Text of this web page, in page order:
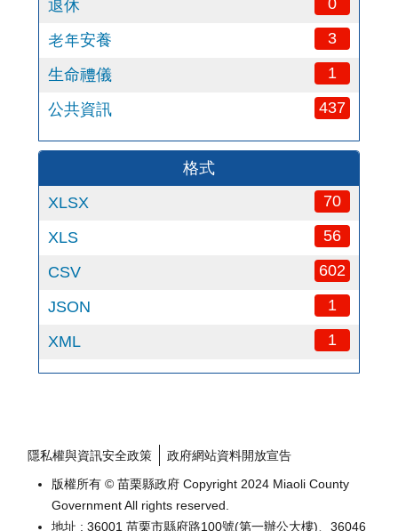
退休 0
老年安養 3
生命禮儀 1
公共資訊 437
格式
XLSX
70
XLS 56
CSV 602
JSON 1
XML 1
隱私權與資訊安全政策
政府網站資料開放宣告
版權所有 © 苗栗縣政府 Copyright 2024 Miaoli County
Government All rights reserved.
地址 : 36001 苗栗市縣府路100號(第一辦公大樓)、36046